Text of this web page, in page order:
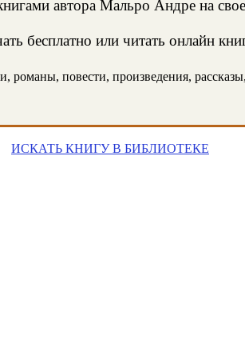
автора Мальро Андре на
бесплатно или читать онлайн
повести, произведения, рассказы,
ИСКАТЬ КНИГУ В БИБЛИОТЕКЕ